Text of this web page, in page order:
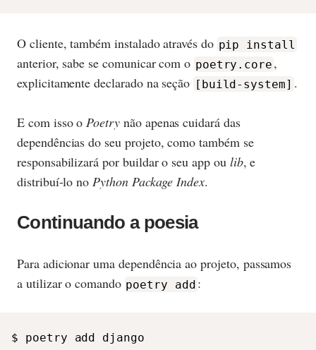
O cliente, também instalado através do pip install
anterior, sabe se comunicar com o poetry.core ,
explicitamente declarado na seção [build-system] .
E com isso oPoetry não apenas cuidará das
dependências do seu projeto, como também se
responsabilizará por buildar o seu app ou lib, e
distribuí-lo noPython Package Index.
Continuando a poesia
Para adicionar uma dependência ao projeto, passamos
a utilizar o comando poetry add :
$ poetry add django